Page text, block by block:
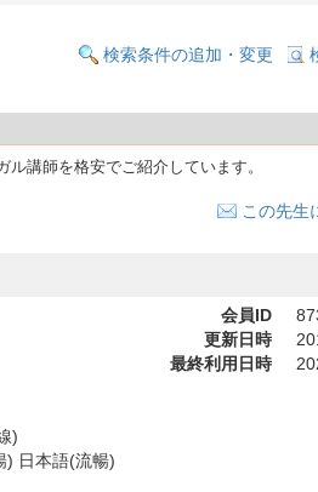
検索条件の追加・変更
講師を格安でご紹介しています。
この先生
)
) 日本語(流暢)
会員ID
更新日時
最終利用日時